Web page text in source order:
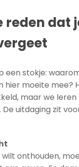
reden dat
een stokje:
hier moeite mee?
maar we
uitdaging zit
wilt onthouden,